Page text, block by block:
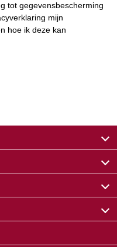
tot gegevensbescherming
mijn
hoe ik deze kan